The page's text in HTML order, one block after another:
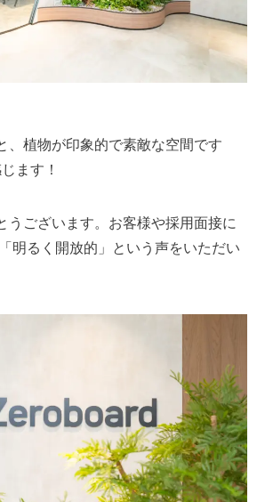
、植物が印象的で素敵な空間です
ます！
うございます。お客様や採用面接に
明るく開放的」という声をいただい